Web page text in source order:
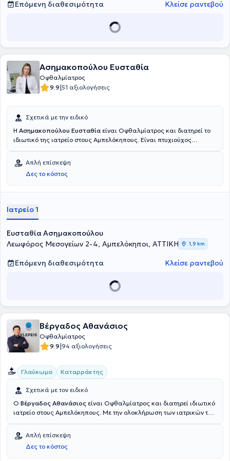
Επόμενη διαθεσιμότητα Κλείσε ραντεβού
Ασημακοπούλου Ευσταθία
Οφθαλμίατρος
9.9|51 αξιολογήσεις
Σχετικά με την ειδικό
Η Ασημακοπούλου Ευσταθία είναι Οφθαλμίατρος και διατηρεί το
ιδιωτικό της ιατρείο στους Αμπελόκηπους. Είναι πτυχιούχος
ειδικεύτηκε στην Οφθαλμολογία στην Πανεπιστημιακή Κλινική του Γ.
Γεννηματάς. Η ιατρός διατελεί επιστημονική συνεργάτης του
Οφθαλμολογικού Αθηνών καθώς και του Metropolitan.
Απλή επίσκεψη
Δες το κόστος
Ιατρείο 1
Ευσταθία Ασημακοπούλου
Λεωφόρος Μεσογείων 2-4, Αμπελόκηποι, ΑΤΤΙΚΗ
1,9 km
Επόμενη διαθεσιμότητα Κλείσε ραντεβού
Βέργαδος Αθανάσιος
Οφθαλμίατρος
9.9|94 αξιολογήσεις
Γλαύκωμα Καταρράκτης
Σχετικά με τον ειδικό
Ο Βέργαδος Αθανάσιος είναι Οφθαλμίατρος και διατηρεί ιδιωτικό
ιατρείο στους Αμπελόκηπους. Με την ολοκλήρωση των ιατρικών του
Οφθαλμολογίας (Γ. Γεννηματάς - ΚΟΦΚΑ). Τον Μάιο του 2014 του
απονεμήθηκε το Διδακτορικό στην Οφθαλμολογία με το Ερευνητικό
Έργο «Προπεριμετρικές αλλοιώσεις στο ψευδοαποφολιδωτικό
Γλαύκωμα» από την Ιατρική Σχολή του Πανεπιστημίου Αθηνών.
Απλή επίσκεψη
Δες το κόστος